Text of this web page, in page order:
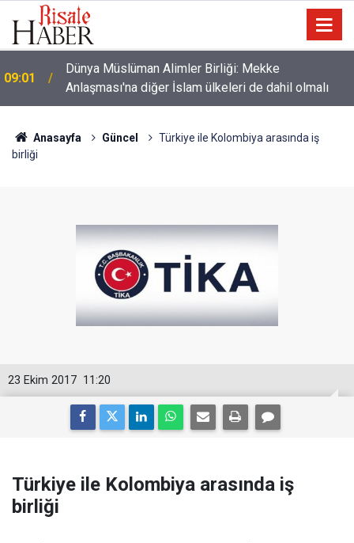
09:01
Dünya Müslüman Alimler Birliği: Mekke
Anlaşması'na diğer İslam ülkeleri de dahil olmalı
Anasayfa Güncel
Türkiye ile Kolombiya arasında iş
birliği
11:20
23 Ekim 2017
Türkiye ile Kolombiya arasında iş
birliği